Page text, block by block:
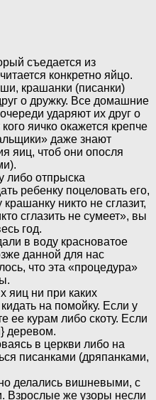
съедается из
конкретно яйцо.
крашанки (писанки)
о дружку. Все домашние
ударяют их друг о
яичко окажется крепче
даже знают
яиц, чтоб они опосля
либо отпрыска
ребенку поцеловать его,
никто не сглазит,
сглазить не сумеет», вы
год.
в воду красноватое
данной для нас
что эта «процедура»
яиц ни при каких
на помойку. Если у
ее курам либо скоту. Если
деревом.
в церкви либо на
писанками (дряпанками,
делались вишневыми, с
Взрослые же узоры несли